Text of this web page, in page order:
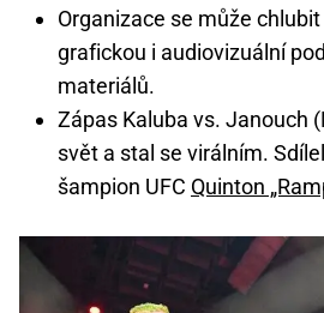
Organizace se může
grafickou i audiovizuální
materiálů.
Zápas Kaluba vs. Janouch
svět a stal se virálním.
šampion UFC Quinton